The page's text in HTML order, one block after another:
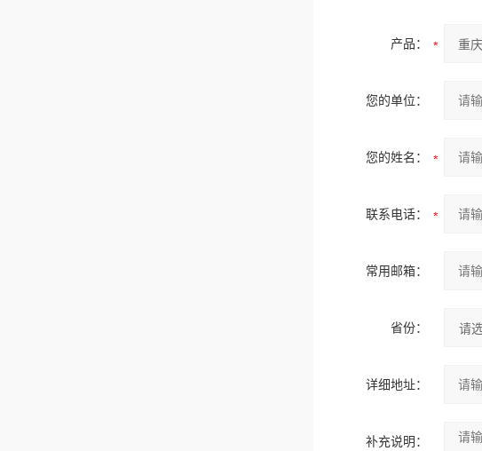
产品：
您的单位：
您的姓名：
联系电话：
常用邮箱：
省份：
详细地址：
补充说明：